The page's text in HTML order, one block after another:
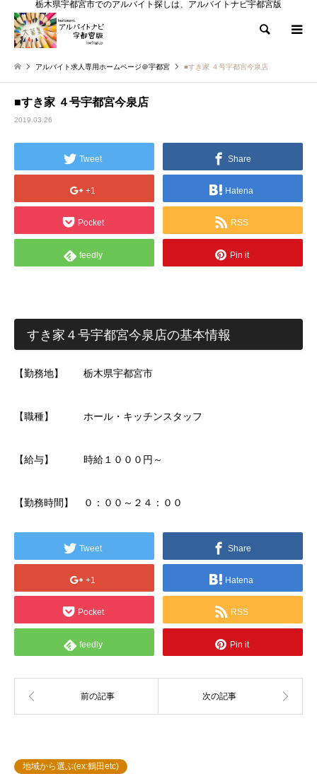
栃木県宇都宮市でのアルバイト探しは、アルバイトナビ宇都宮版
検索
アルバイト求人専用ホームページ＠宇都宮 ■すき家 ４号宇都宮今泉店
■すき家 ４号宇都宮今泉店
2019.03.26
Tweet Share
+1 Hatena
Pocket RSS
feedly Pin it
すき家４号宇都宮今泉店の基本情報
【勤務地】 栃木県宇都宮市
【職種】 ホール・キッチンスタッフ
【給与】 時給１０００円～
【勤務時間】 ０：００～２４：００
Tweet Share
+1 Hatena
Pocket RSS
feedly Pin it
地域から選ぶ(ex:鶴田etc)